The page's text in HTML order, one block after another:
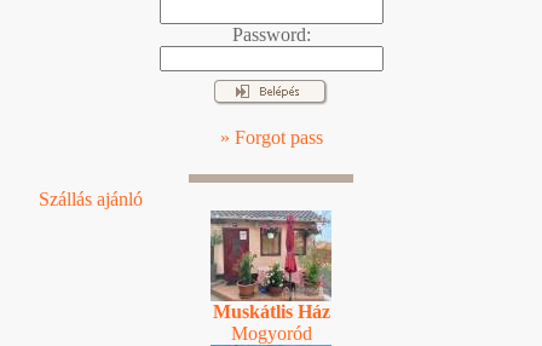
Password:
» Forgot pass
Szállás ajánló
Muskátlis Ház
Mogyoród